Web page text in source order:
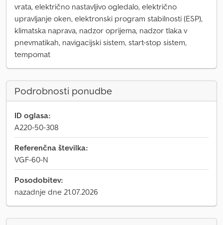
vrata, električno nastavljivo ogledalo, električno
upravljanje oken, elektronski program stabilnosti (ESP),
klimatska naprava, nadzor oprijema, nadzor tlaka v
pnevmatikah, navigacijski sistem, start-stop sistem,
tempomat
Podrobnosti ponudbe
ID oglasa:
A220-50-308
Referenčna številka:
VGF-60-N
Posodobitev:
nazadnje dne 21.07.2026